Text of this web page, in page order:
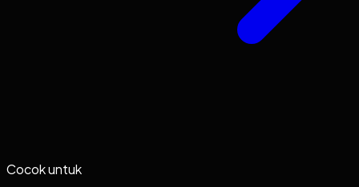
Cocok untuk